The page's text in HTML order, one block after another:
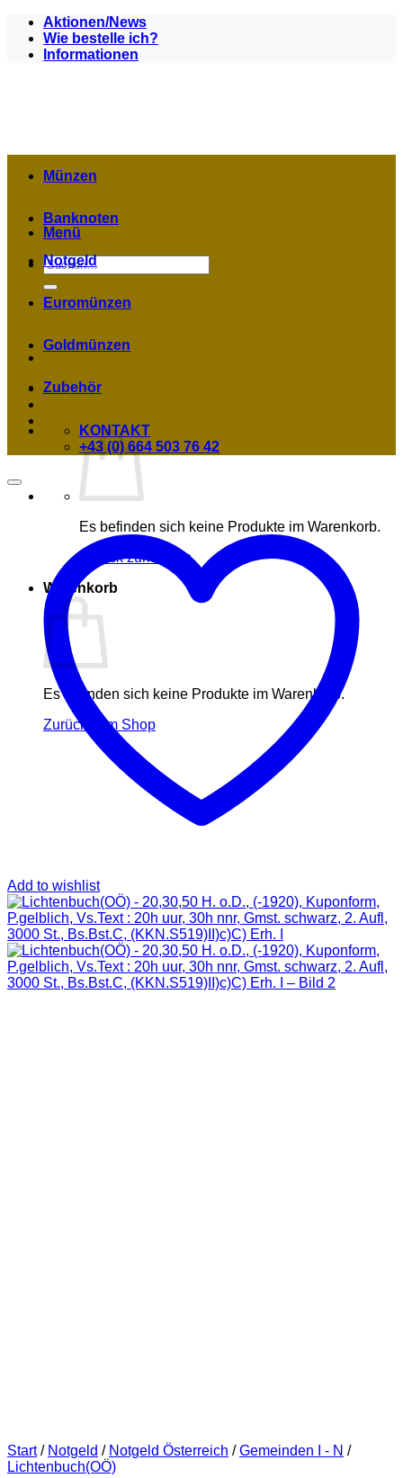
Zum
Inhalt
springen
Aktionen/News
Wie bestelle ich?
Informationen
Menü
Suchen
nach:
Es befinden sich keine Produkte im Warenkorb.
Zurück zum Shop
Warenkorb
Es befinden sich keine Produkte im Warenkorb.
Zurück zum Shop
Münzen
Banknoten
Notgeld
Euromünzen
Goldmünzen
Zubehör
KONTAKT
+43 (0) 664 503 76 42
Add to wishlist
Start / Notgeld / Notgeld Österreich / Gemeinden I - N /
Lichtenbuch(OÖ)